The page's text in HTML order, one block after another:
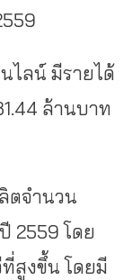
ไลน์ มีรายได้
ล้านบาท
ตจำนวน
2559 โดย
สูงขึ้น โดยมี